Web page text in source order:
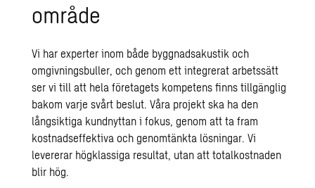
område
Vi har experter inom både byggnadsakustik och
omgivningsbuller, och genom ett integrerat arbetssätt
ser vi till att hela företagets kompetens finns tillgänglig
bakom varje svårt beslut. Våra projekt ska ha den
långsiktiga kundnyttan i fokus, genom att ta fram
kostnadseffektiva och genomtänkta lösningar. Vi
levererar högklassiga resultat, utan att totalkostnaden
blir hög.